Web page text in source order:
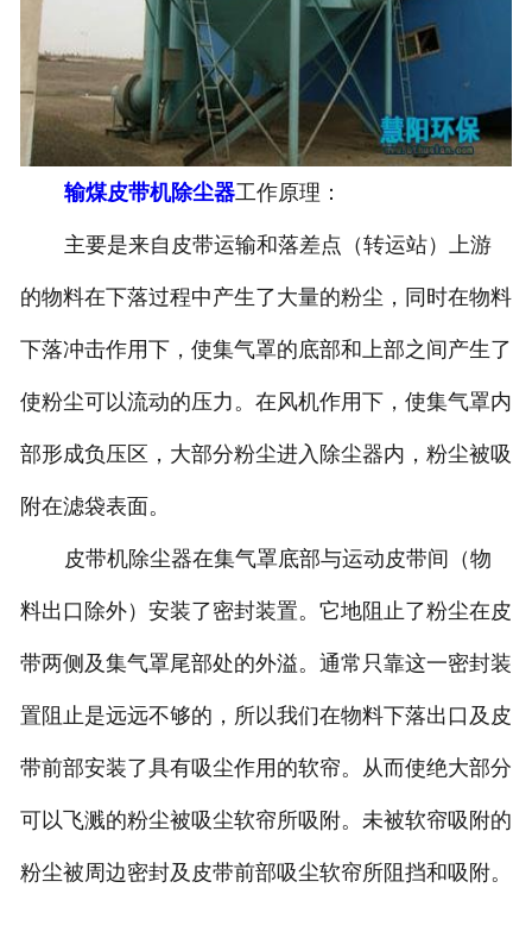
输煤皮带机除尘器工作原理：
主要是来自皮带运输和落差点（转运站）上游
的物料在下落过程中产生了大量的粉尘，同时在物料
下落冲击作用下，使集气罩的底部和上部之间产生了
使粉尘可以流动的压力。在风机作用下，使集气罩内
部形成负压区，大部分粉尘进入除尘器内，粉尘被吸
附在滤袋表面。
皮带机除尘器在集气罩底部与运动皮带间（物
料出口除外）安装了密封装置。它地阻止了粉尘在皮
带两侧及集气罩尾部处的外溢。通常只靠这一密封装
置阻止是远远不够的，所以我们在物料下落出口及皮
带前部安装了具有吸尘作用的软帘。从而使绝大部分
可以飞溅的粉尘被吸尘软帘所吸附。未被软帘吸附的
粉尘被周边密封及皮带前部吸尘软帘所阻挡和吸附。